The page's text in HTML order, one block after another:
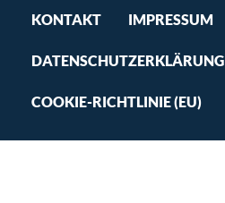
KONTAKT IMPRESSUM
DATENSCHUTZERKLÄRUNG
COOKIE-RICHTLINIE (EU)